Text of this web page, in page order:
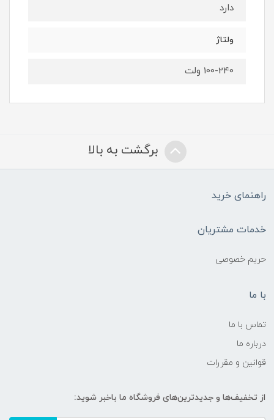
دارد
ولتاژ
100-240 ولت
برگشت به بالا
راهنمای خرید
خدمات مشتریان
حریم خصوصی
با ما
تماس با ما
درباره ما
قوانین و مقررات
از تخفیف‌ها و جدیدترین‌های فروشگاه ما باخبر شوید: